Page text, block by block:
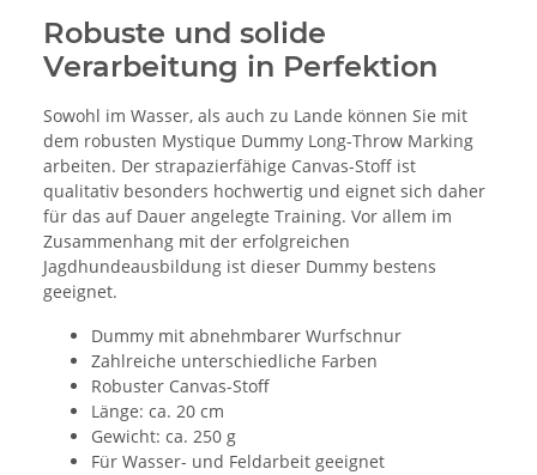
Robuste und solide
Verarbeitung in Perfektion
Sowohl im Wasser, als auch zu Lande können Sie mit
dem robusten Mystique Dummy Long-Throw Marking
arbeiten. Der strapazierfähige Canvas-Stoff ist
qualitativ besonders hochwertig und eignet sich daher
für das auf Dauer angelegte Training. Vor allem im
Zusammenhang mit der erfolgreichen
Jagdhundeausbildung ist dieser Dummy bestens
geeignet.
Dummy mit abnehmbarer Wurfschnur
Zahlreiche unterschiedliche Farben
Robuster Canvas-Stoff
Länge: ca. 20 cm
Gewicht: ca. 250 g
Für Wasser- und Feldarbeit geeignet